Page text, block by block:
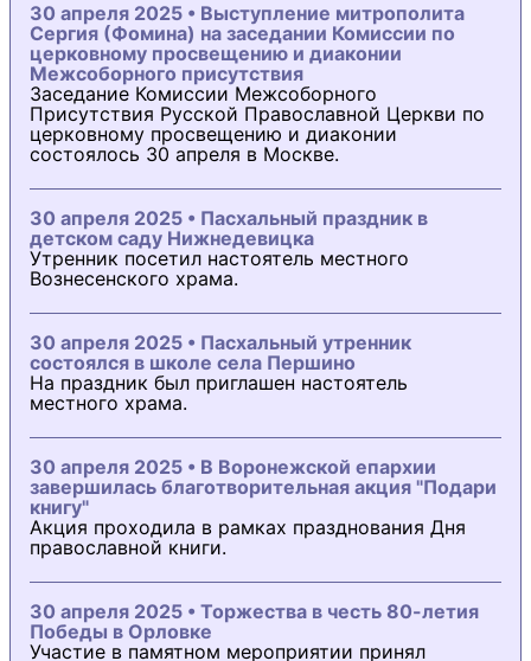
30 апреля 2025 • Выступление митрополита
Сергия (Фомина) на заседании Комиссии по
церковному просвещению и диаконии
Межсоборного присутствия
Заседание Комиссии Межсоборного
Присутствия Русской Православной Церкви по
церковному просвещению и диаконии
состоялось 30 апреля в Москве.
30 апреля 2025 • Пасхальный праздник в
детском саду Нижнедевицка
Утренник посетил настоятель местного
Вознесенского храма.
30 апреля 2025 • Пасхальный утренник
состоялся в школе села Першино
На праздник был приглашен настоятель
местного храма.
30 апреля 2025 • В Воронежской епархии
завершилась благотворительная акция "Подари
книгу"
Акция проходила в рамках празднования Дня
православной книги.
30 апреля 2025 • Торжества в честь 80-летия
Победы в Орловке
Участие в памятном мероприятии принял